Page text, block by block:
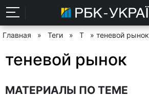
Главная » Теги » Т » теневой рынок
теневой рынок
МАТЕРИАЛЫ ПО ТЕМЕ